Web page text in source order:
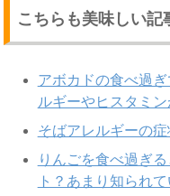
こちらも美味しい記
アボカドの食べ過
ルギーやヒスタミン
そばアレルギーの
りんごを食べ過ぎ
ト？あまり知られ